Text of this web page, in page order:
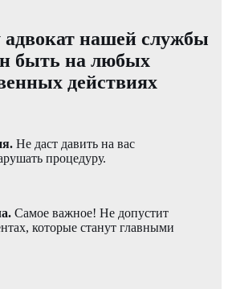
нашей службы
быть на любых
действиях
Не даст давить на вас
процедуру.
Самое важное! Не допустит
которые станут главными